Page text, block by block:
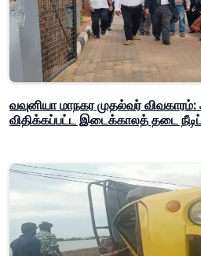
வவுனியா மாநகர முதல்வர்
விதிக்கப்பட்ட இடைக்காலத் தடை